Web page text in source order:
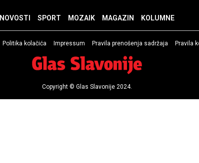
NOVOSTI SPORT MOZAIK MAGAZIN KOLUMNE
Politika kolačića Impressum Pravila prenošenja sadržaja Pravila
Copyright © Glas Slavonije 2024.